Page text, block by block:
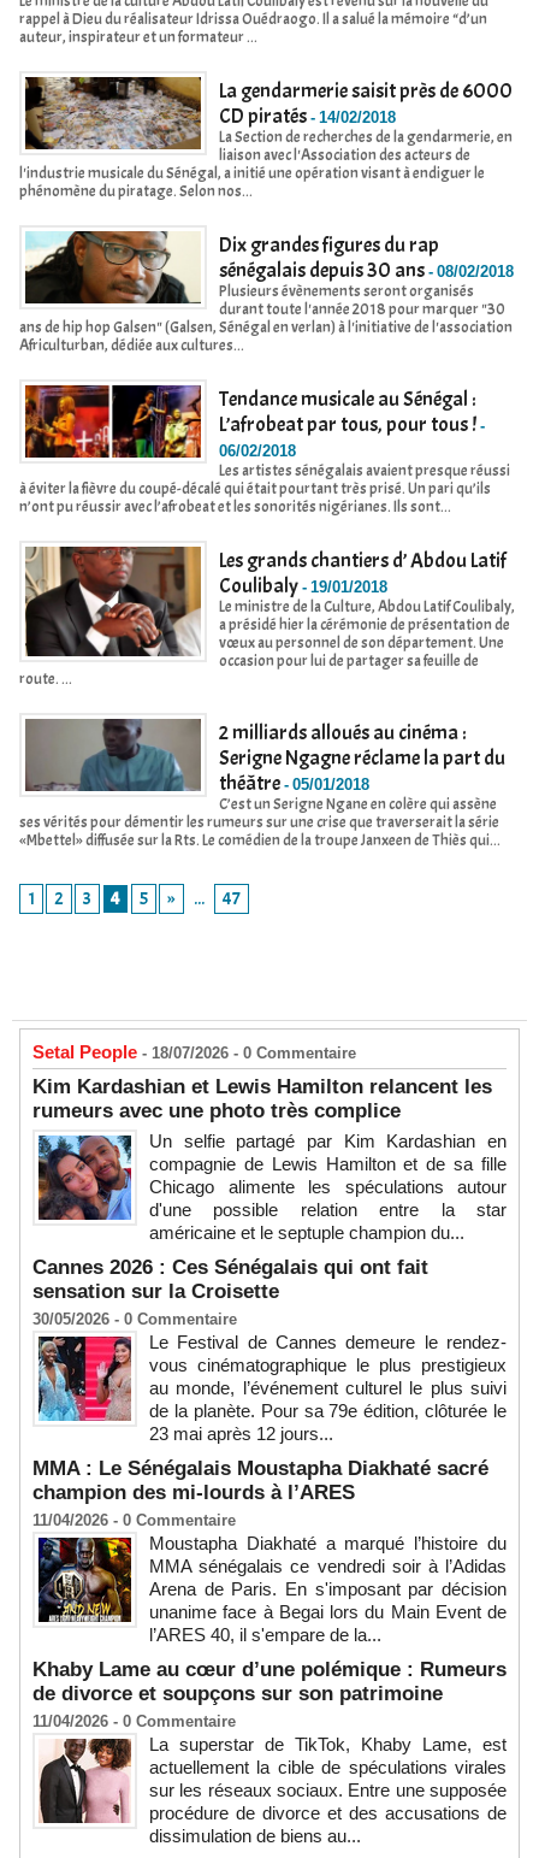
rappel à Dieu du réalisateur Idrissa Ouédraogo. Il a salué la mémoire “d’un
auteur, inspirateur et un formateur ...
La gendarmerie saisit près de 6000
CD piratés - 14/02/2018
La Section de recherches de la gendarmerie, en
liaison avec l'Association des acteurs de
l'industrie musicale du Sénégal, a initié une opération visant à endiguer le
phénomène du piratage. Selon nos...
Dix grandes figures du rap
sénégalais depuis 30 ans - 08/02/2018
Plusieurs évènements seront organisés
durant toute l'année 2018 pour marquer "30
ans de hip hop Galsen" (Galsen, Sénégal en verlan) à l'initiative de l'association
Africulturban, dédiée aux cultures...
Tendance musicale au Sénégal :
L’afrobeat par tous, pour tous ! -
06/02/2018
Les artistes sénégalais avaient presque réussi
à éviter la fièvre du coupé-décalé qui était pourtant très prisé. Un pari qu’ils
n’ont pu réussir avec l’afrobeat et les sonorités nigérianes. Ils sont...
Les grands chantiers d’ Abdou Latif
Coulibaly - 19/01/2018
Le ministre de la Culture, Abdou Latif Coulibaly,
a présidé hier la cérémonie de présentation de
vœux au personnel de son département. Une
occasion pour lui de partager sa feuille de
route. ...
2 milliards alloués au cinéma :
Serigne Ngagne réclame la part du
théâtre - 05/01/2018
C’est un Serigne Ngane en colère qui assène
ses vérités pour démentir les rumeurs sur une crise que traverserait la série
«Mbettel» diffusée sur la Rts. Le comédien de la troupe Janxeen de Thiès qui...
1 2 3 4 5 » ... 47
Setal People - 18/07/2026 - 0 Commentaire
Kim Kardashian et Lewis Hamilton relancent les
rumeurs avec une photo très complice
Un selfie partagé par Kim Kardashian en
compagnie de Lewis Hamilton et de sa fille
Chicago alimente les spéculations autour
d'une possible relation entre la star
américaine et le septuple champion du...
Cannes 2026 : Ces Sénégalais qui ont fait
sensation sur la Croisette
30/05/2026 - 0 Commentaire
Le Festival de Cannes demeure le rendez-
vous cinématographique le plus prestigieux
au monde, l’événement culturel le plus suivi
de la planète. Pour sa 79e édition, clôturée le
23 mai après 12 jours...
MMA : Le Sénégalais Moustapha Diakhaté sacré
champion des mi-lourds à l’ARES
11/04/2026 - 0 Commentaire
Moustapha Diakhaté a marqué l’histoire du
MMA sénégalais ce vendredi soir à l’Adidas
Arena de Paris. En s'imposant par décision
unanime face à Begai lors du Main Event de
l’ARES 40, il s'empare de la...
Khaby Lame au cœur d’une polémique : Rumeurs
de divorce et soupçons sur son patrimoine
11/04/2026 - 0 Commentaire
La superstar de TikTok, Khaby Lame, est
actuellement la cible de spéculations virales
sur les réseaux sociaux. Entre une supposée
procédure de divorce et des accusations de
dissimulation de biens au...